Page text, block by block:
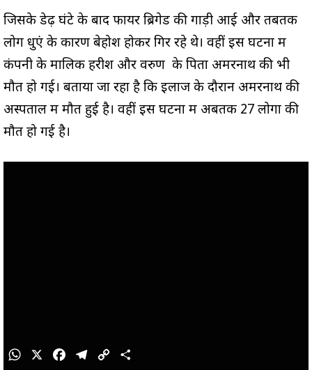
जिसके डेढ़ घंटे के बाद फायर ब्रिगेड की गाड़ी आई और तबतक
लोग धुएं के कारण बेहोश होकर गिर रहे थे। वहीं इस घटना में
कंपनी के मालिक हरीश और वरुण के पिता अमरनाथ की भी
मौत हो गई। बताया जा रहा है कि इलाज के दौरान अमरनाथ की
अस्पताल में मौत हुई है। वहीं इस घटना में अबतक 27 लोगों की
मौत हो गई है।
W